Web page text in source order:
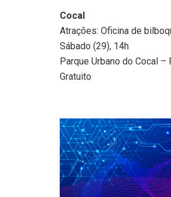
Cocal
Atrações: Oficina de
Sábado (29), 14h
Parque Urbano do Cocal –
Gratuito